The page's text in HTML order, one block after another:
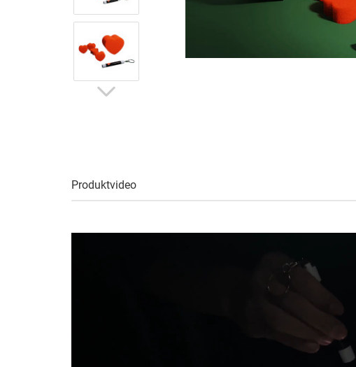
Produktvideo